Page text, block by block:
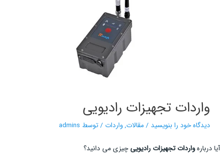
واردات تجهیزات رادیویی
دیدگاه‌ خود را بنویسید /مقالات,واردات / توسط admins
آیا دربارهواردات تجهیزات رادیوییچیزی می دانید؟